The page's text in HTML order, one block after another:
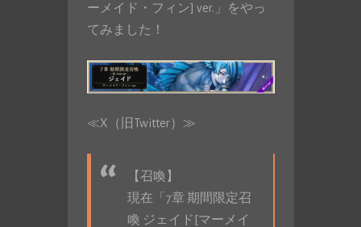
ーメイド・フィン] ver.」をやっ
てみました！
≪X（旧Twitter）≫
【召喚】
現在「7章 期間限定召
喚 ジェイド[マーメイ